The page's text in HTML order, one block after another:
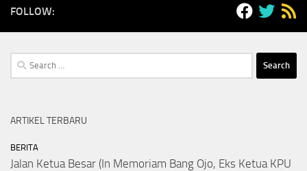
FOLLOW:
Search
for:
ARTIKEL TERBARU
BERITA
Jalan Ketua Besar (In Memoriam Bang Ojo, Eks Ketua KPU